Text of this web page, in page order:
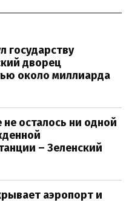
государству
дворец
около миллиарда
не осталось ни одной
– Зеленский
аэропорт и